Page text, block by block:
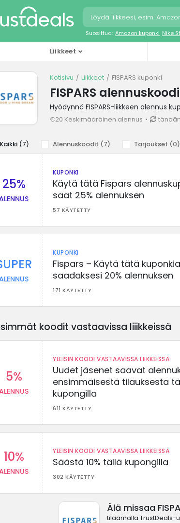
Suosittua: Amazon kuponki Nike
Liikkeet
Kotisivu Liikkeet FISPARS kuponki
FISPARS
Hyödynnä FISPARS-liikkeen alennus
€20 Keskimääräinen alennus
Kaikki (7) Alennuskoodit (7) Tarjoukset (0)
25%
KUPONKI
Käytä tätä Fispars
saat 25% alennuksen
57 KÄYTETTY
KUPONKI
Fispars – Käytä tätä kuponkia
saadaksesi 20% alennuksen
171 KÄYTETTY
koodit vastaavissa liiikkeissä
5%
YLEISIN KOODI VASTAAVISSA LIIKKEISSÄ
Uudet jäsenet saavat
ensimmäisestä tilauksesta
kupongilla
611 KÄYTETTY
10% YLEISIN KOODI VASTAAVISSA LIIKKEISSÄ
Säästä 10% tällä kupongilla
302 KÄYTETTY
Älä missaa
tilaamalla TrustDeals-